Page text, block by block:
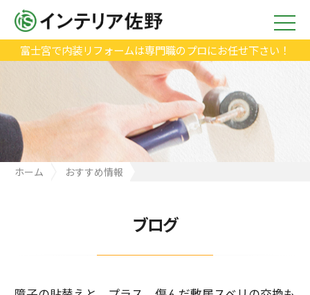
富士宮で内装リフォームは専門職のプロにお任せ下さい！
ホーム
おすすめ情報
ブログ